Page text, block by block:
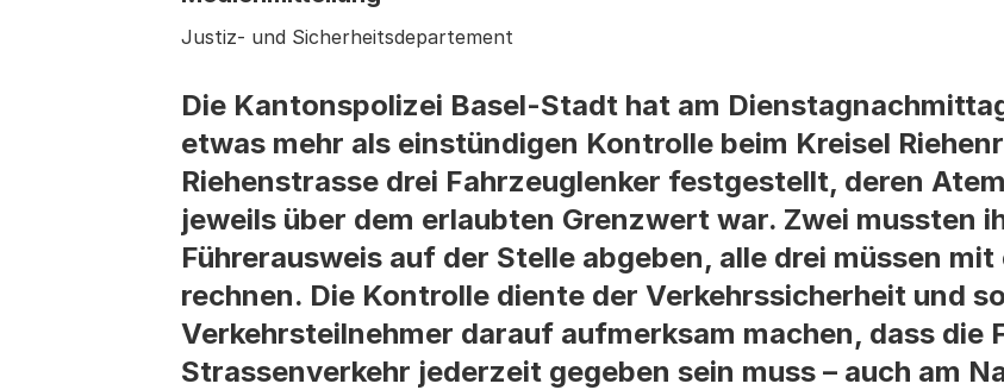
Justiz- und Sicherheitsdepartement
Die Kantonspolizei Basel-Stadt hat am
etwas mehr als einstündigen Kontrolle beim Kreisel
Riehenstrasse drei Fahrzeuglenker festgestellt, deren
jeweils über dem erlaubten Grenzwert war. Zwei mussten
Führerausweis auf der Stelle abgeben, alle drei müssen
rechnen. Die Kontrolle diente der Verkehrssicherheit und
Verkehrsteilnehmer darauf aufmerksam machen, dass die
Strassenverkehr jederzeit gegeben sein muss – auch am